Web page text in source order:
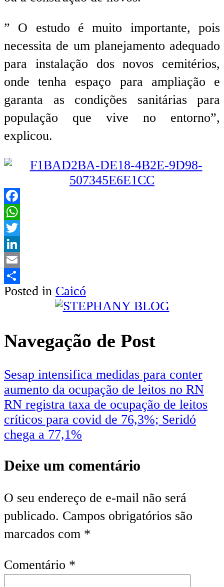
” O estudo é muito importante, pois
necessita de um planejamento adequado
para instalação dos novos cemitérios,
onde tenha espaço para ampliação e
garanta as condições sanitárias para
população que vive no entorno”,
explicou.
Facebook
WhatsApp
Twitter
LinkedIn
Email
Share
Posted in Caicó
Navegação de Post
Sesap intensifica medidas para conter
aumento da ocupação de leitos no RN
RN registra taxa de ocupação de leitos
críticos para covid de 76,3%; Seridó
chega a 77,1%
Deixe um comentário
O seu endereço de e-mail não será
publicado. Campos obrigatórios são
marcados com *
Comentário *